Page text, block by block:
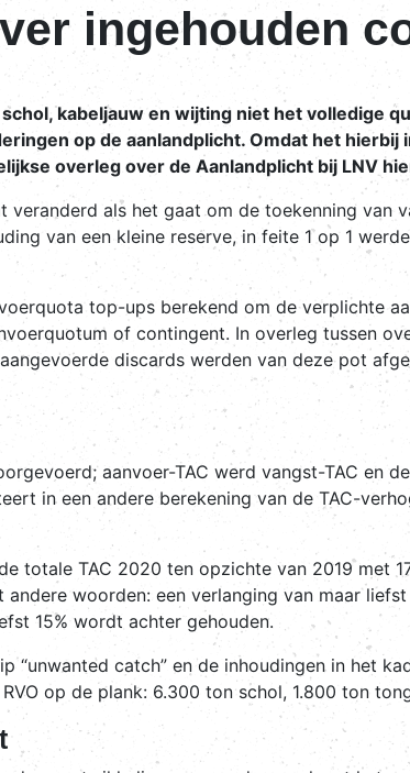
ingehouden
kabeljauw en wijting niet het volledige
op de aanlandplicht. Omdat het hierbij
overleg over de Aanlandplicht bij LNV
als het gaat om de toekenning van
van een kleine reserve, in feite 1 op 1
top-ups berekend om de verplichte
of contingent. In overleg tussen
discards werden van deze pot
aanvoer-TAC werd vangst-TAC en
in een andere berekening van de TAC-
totale TAC 2020 ten opzichte van 2019 met
woorden: een verlanging van maar
15% wordt achter gehouden.
“unwanted catch” en de inhoudingen in het
op de plank: 6.300 ton schol, 1.800 ton